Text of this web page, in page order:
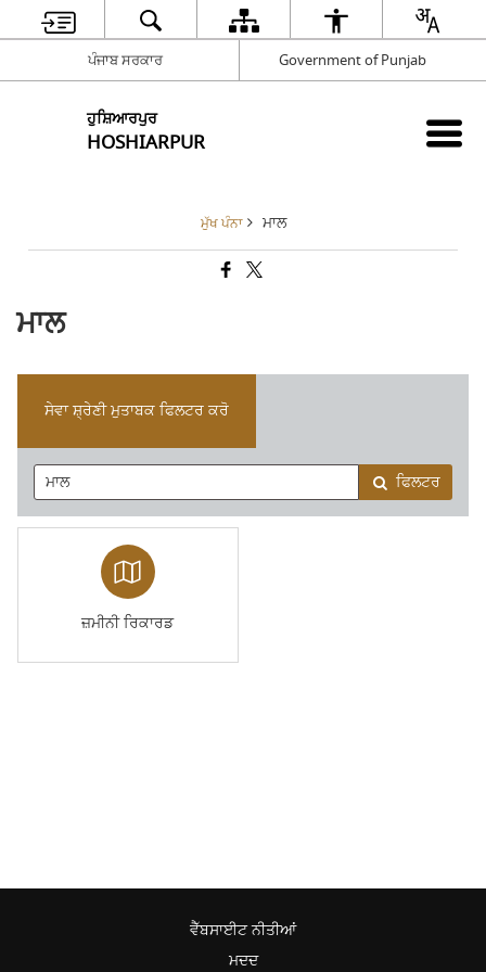
ਪੰਜਾਬ ਸਰਕਾਰ Government of Punjab
ਹੁਸ਼ਿਆਰਪੁਰ
HOSHIARPUR
ਮੁੱਖ ਪੰਨਾ ਮਾਲ
ਮਾਲ
ਸੇਵਾ ਸ਼੍ਰੇਣੀ ਮੁਤਾਬਕ ਫਿਲਟਰ ਕਰੋ
ਫਿਲਟਰ
ਜ਼ਮੀਨੀ ਰਿਕਾਰਡ
ਵੈੱਬਸਾਈਟ ਨੀਤੀਆਂ
ਮਦਦ